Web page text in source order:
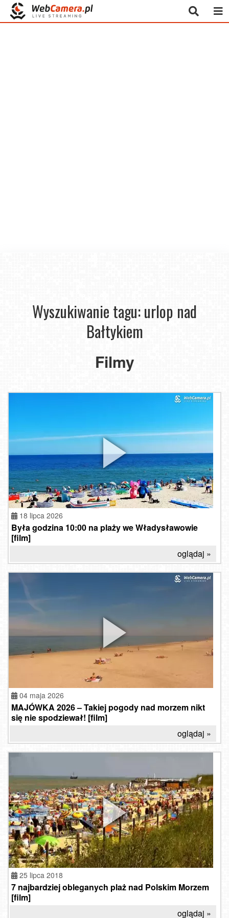
Wyszukiwanie tagu: urlop nad
Bałtykiem
Filmy
18 lipca 2026
Była godzina 10:00 na plaży we Władysławowie
[film]
oglądaj »
04 maja 2026
MAJÓWKA 2026 – Takiej pogody nad morzem nikt
się nie spodziewał! [film]
oglądaj »
25 lipca 2018
7 najbardziej obleganych plaż nad Polskim Morzem
[film]
oglądaj »